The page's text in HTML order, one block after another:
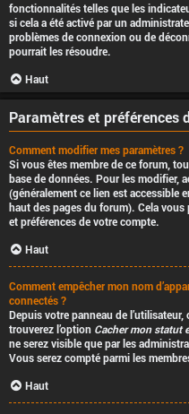
fonctionnalités telles que les
si cela a été activé par un
problèmes de connexion ou de
pourrait les résoudre.
Haut
Paramètres et préférences
Comment modifier mes paramètres ?
Si vous êtes membre de ce forum,
base de données. Pour les modifier,
(généralement ce lien est accessible
haut des pages du forum). Cela
et préférences de votre compte.
Haut
Comment empêcher mon nom
connectés ?
Depuis votre panneau de
trouverez l’option Cacher mon statut
ne serez visible que par les
Vous serez compté parmi les
Haut